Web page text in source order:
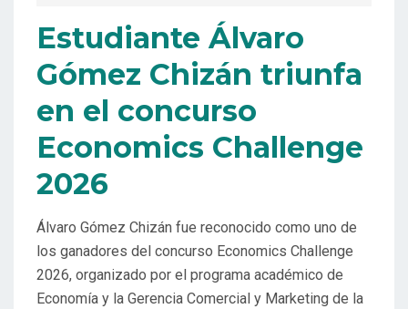
Estudiante Álvaro
Gómez Chizán triunfa
en el concurso
Economics Challenge
2026
Álvaro Gómez Chizán fue reconocido como uno de
los ganadores del concurso Economics Challenge
2026, organizado por el programa académico de
Economía y la Gerencia Comercial y Marketing de la